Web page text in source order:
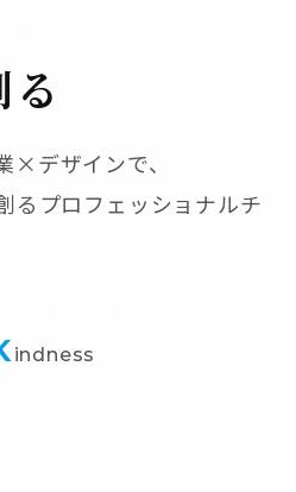
デザインで、
るプロフェッショナルチ
indness